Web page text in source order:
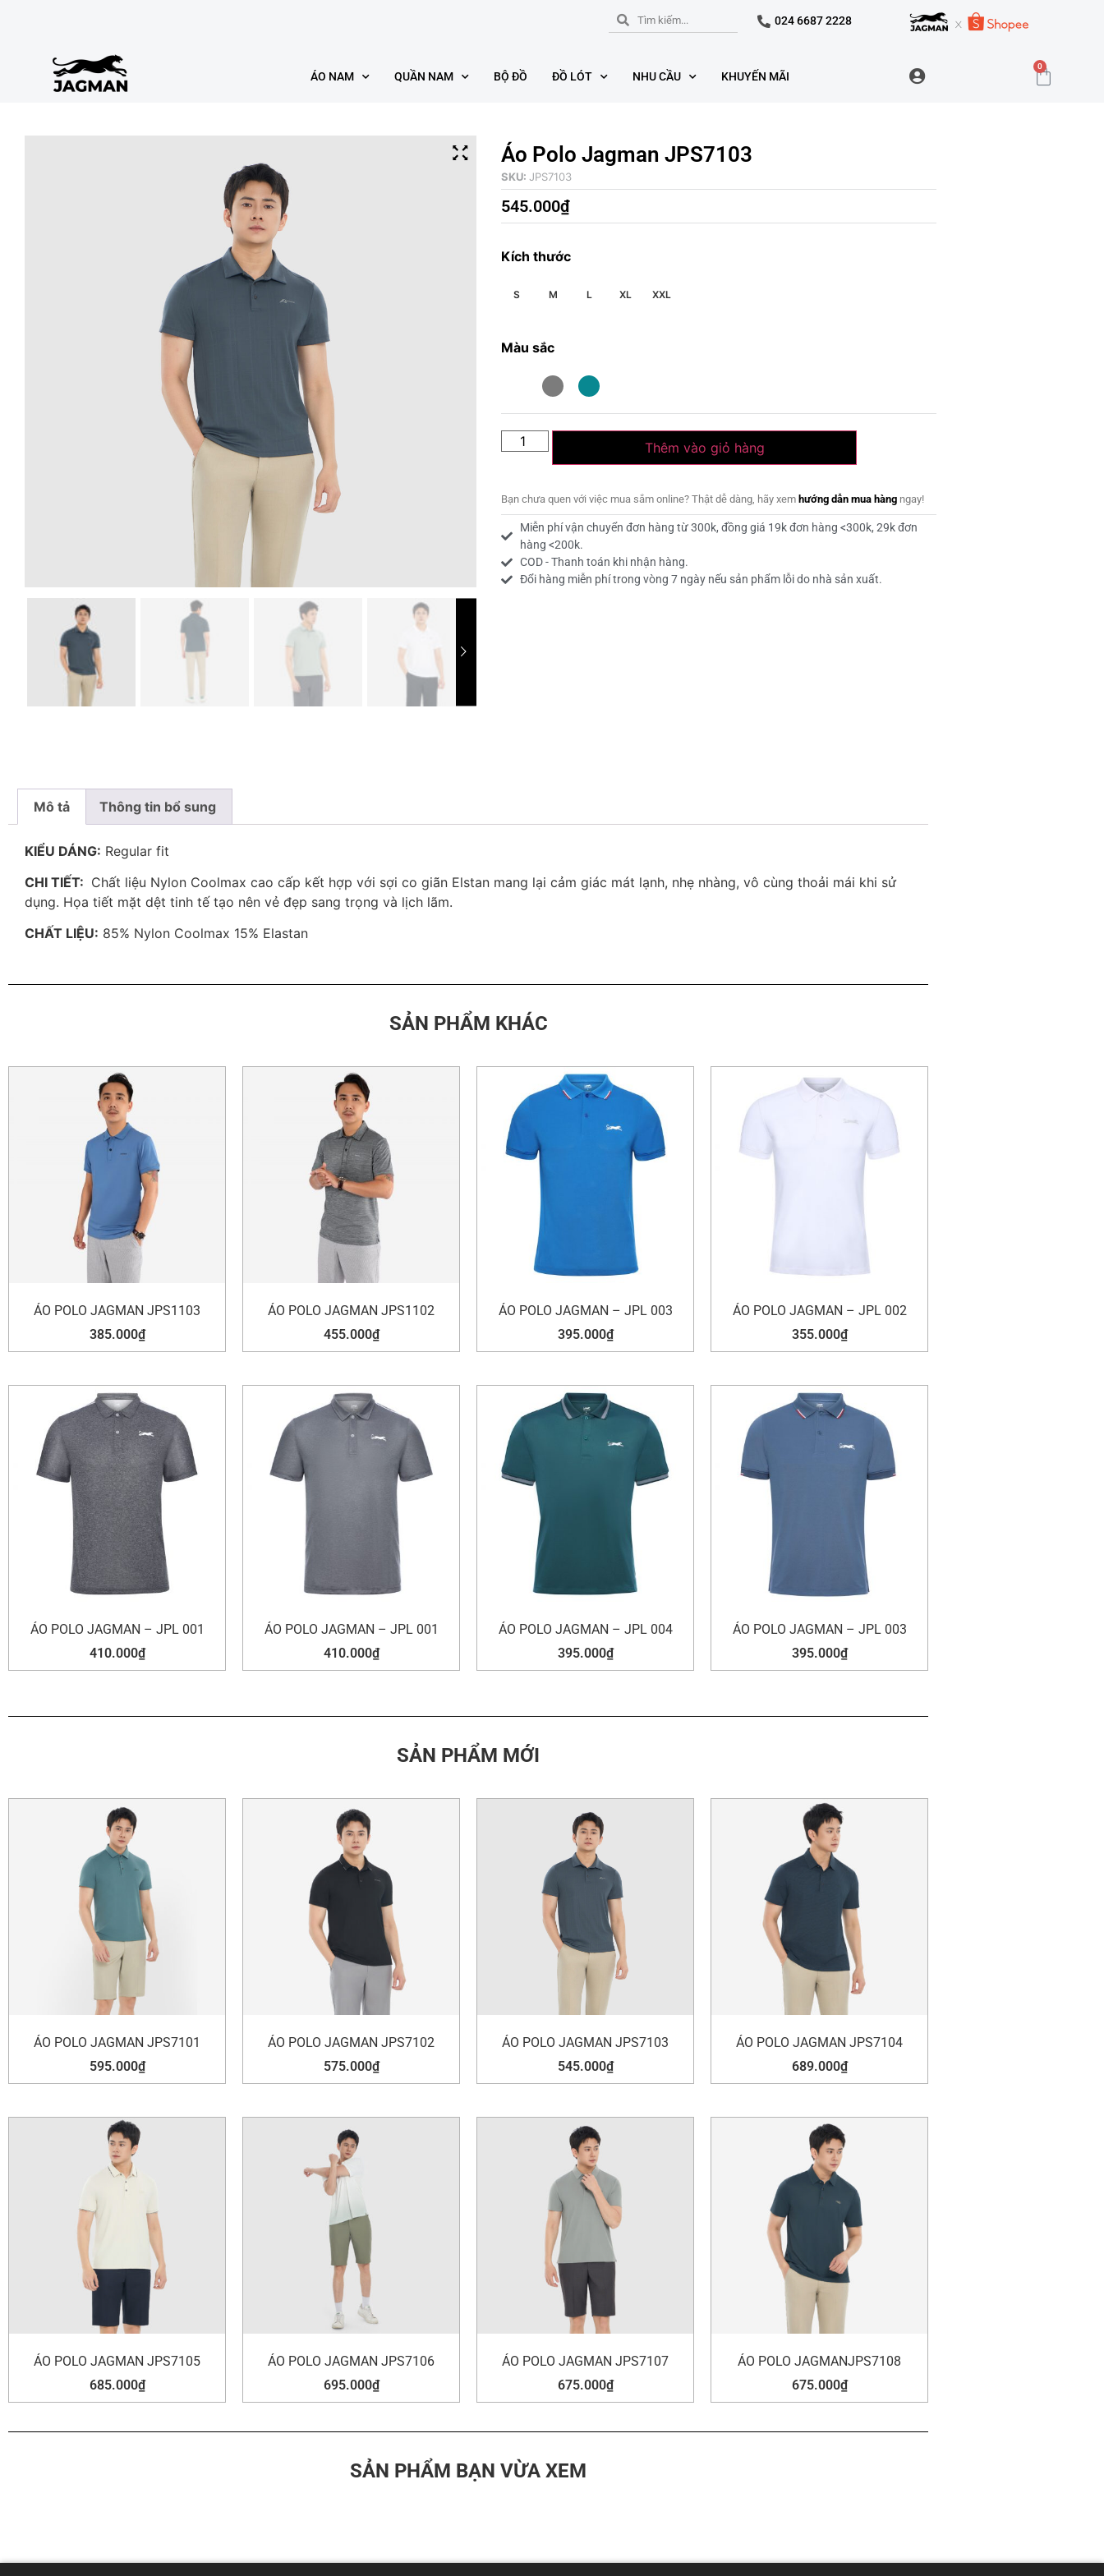
024 6687 2228
ÁO NAM QUẦN NAM BỘ ĐỒ ĐỒ LÓT NHU CẦU KHUYẾN MÃI
0
Áo Polo Jagman JPS7103
SKU: JPS7103
545.000₫
Kích thước
S M L XL XXL
Màu sắc
Thêm vào giỏ hàng
Bạn chưa quen với việc mua sắm online? Thật dễ dàng, hãy xem hướng dẫn mua hàng ngay!
Miễn phí vận chuyển đơn hàng từ 300k, đồng giá 19k đơn hàng <300k, 29k đơn
hàng <200k.
COD - Thanh toán khi nhận hàng.
Đổi hàng miễn phí trong vòng 7 ngày nếu sản phẩm lỗi do nhà sản xuất.
Mô tả Thông tin bổ sung
KIỂU DÁNG: Regular fit
CHI TIẾT: Chất liệu Nylon Coolmax cao cấp kết hợp với sợi co giãn Elstan mang lại cảm giác mát lạnh, nhẹ nhàng, vô cùng thoải mái khi sử
dụng. Họa tiết mặt dệt tinh tế tạo nên vẻ đẹp sang trọng và lịch lãm.
CHẤT LIỆU: 85% Nylon Coolmax 15% Elastan
SẢN PHẨM KHÁC
ÁO POLO JAGMAN JPS1103
385.000₫
ÁO POLO JAGMAN JPS1102
455.000₫
ÁO POLO JAGMAN – JPL 003
395.000₫
ÁO POLO JAGMAN – JPL 002
355.000₫
ÁO POLO JAGMAN – JPL 001
410.000₫
ÁO POLO JAGMAN – JPL 001
410.000₫
ÁO POLO JAGMAN – JPL 004
395.000₫
ÁO POLO JAGMAN – JPL 003
395.000₫
SẢN PHẨM MỚI
ÁO POLO JAGMAN JPS7101
595.000₫
ÁO POLO JAGMAN JPS7102
575.000₫
ÁO POLO JAGMAN JPS7103
545.000₫
ÁO POLO JAGMAN JPS7104
689.000₫
ÁO POLO JAGMAN JPS7105
685.000₫
ÁO POLO JAGMAN JPS7106
695.000₫
ÁO POLO JAGMAN JPS7107
675.000₫
ÁO POLO JAGMANJPS7108
675.000₫
SẢN PHẨM BẠN VỪA XEM